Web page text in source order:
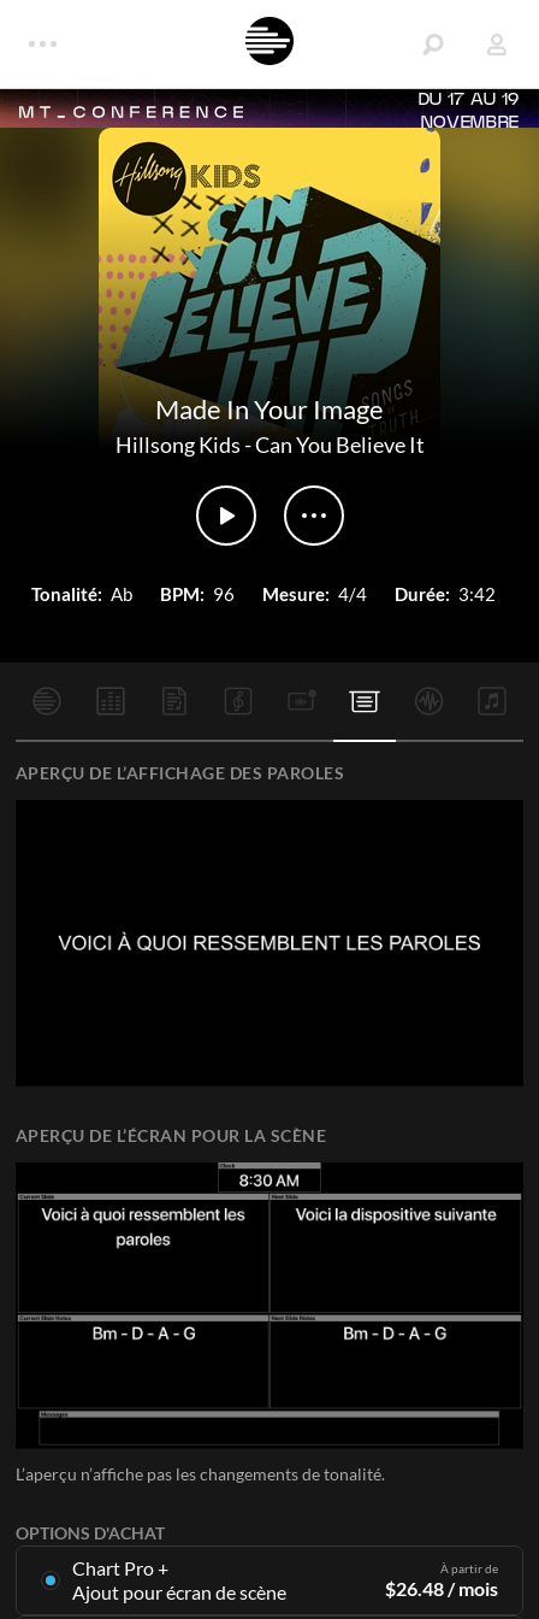
DU 17 AU 19
NOVEMBRE
Made In Your Image
Hillsong Kids-Can You Believe It
Tonalité: Ab BPM: 96 Mesure: 4/4 Durée: 3:42
OPTIONS D'ACHAT
Chart Pro +
Ajout pour écran de scène
À partir de
$26.48/ mois
APERÇU DE L’AFFICHAGE DES PAROLES
APERÇU DE L’ÉCRAN POUR LA SCÈNE
L’aperçu n’affiche pas les changements de tonalité.